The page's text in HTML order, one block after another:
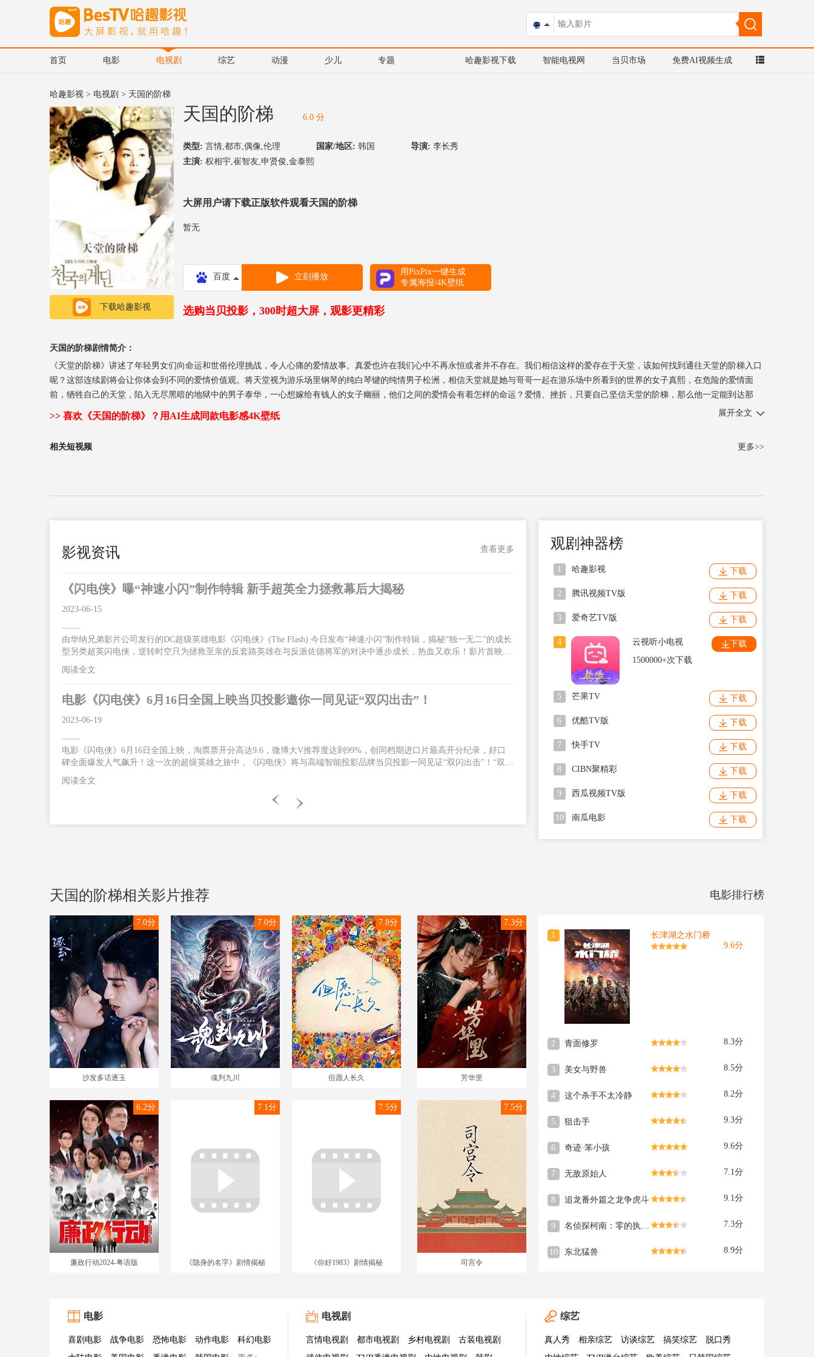
首页 电影 电视剧 综艺 动漫 少儿 专题 哈趣影视下载 智能电视网 当贝市场 免费AI视频生成
哈趣影视 > 电视剧 > 天国的阶梯
下载哈趣影视
天国的阶梯 6.0 分
类型: 言情,都市,偶像,伦理 国家/地区: 韩国 导演: 李长秀
主演: 权相宇,崔智友,申贤俊,金泰熙
大屏用户请下载正版软件观看天国的阶梯
暂无
百度 立刻播放
用PixPix一键生成
专属海报/4K壁纸
选购当贝投影，300时超大屏，观影更精彩
天国的阶梯剧情简介：
《天堂的阶梯》讲述了年轻男女们向命运和世俗伦理挑战，令人心痛的爱情故事。真爱也许在我们心中不再永恒或者并不存在。我们相信这样的爱存在于天堂，该如何找到通往天堂的阶梯入口
呢？这部连续剧将会让你体会到不同的爱情价值观。将天堂视为游乐场里钢琴的纯白琴键的纯情男子松洲，相信天堂就是她与哥哥一起在游乐场中所看到的世界的女子真熙，在危险的爱情面
前，牺牲自己的天堂，陷入无尽黑暗的地狱中的男子泰华，一心想嫁给有钱人的女子幽丽，他们之间的爱情会有着怎样的命运？爱情、挫折，只要自己坚信天堂的阶梯，那么他一定能到达那
里。松洲与真熙自出生起，两人的命运就已经紧紧联系在一起。松洲的母亲是一名画家，真熙的父亲是一名建筑师，他们就像年幼时的松洲与真熙一样，从小一起长大，有着深厚的友情。长大
之后，他们分别成了家。当松洲和真熙出生后，他们的父母似乎从他们两人身上看到了过去年轻时的影子。松洲的母亲与真熙的父亲在松洲出国留学期间，两家为他们订下了婚约。也许是由于
当他们中有一个人感冒，那另一个也会相应程度地感受到不适。从年少时起，松洲在钢琴演奏上便有着非凡的天赋。却由于他是财团唯一的继承人的身分使他不能投入其中，只好作为闲暇时的
唏嘘声令真熙感到不快。这一切发生在松洲出国留学的飞机起飞前一小时，在游乐场的两个人并不知道他们的未来是否能像在这一小时中感受到如临天堂一般的幸福。彼此都坚信着能够再度重
展开全文
>> 喜欢《天国的阶梯》？用AI生成同款电影感4K壁纸
更多>>
相关短视频
影视资讯 查看更多
《闪电侠》曝“神速小闪”制作特辑 新手超英全力拯救幕后大揭秘
2023-06-15
由华纳兄弟影片公司发行的DC超级英雄电影《闪电侠》(The Flash) 今日发布“神速小闪”制作特辑，揭秘“独一无二”的成长
型另类超英闪电侠，逆转时空只为拯救至亲的反套路英雄在与反派佐德将军的对决中逐步成长，热血又欢乐！影片首映口
碑大爆，“好看！好玩！好笑！好惊喜！无门槛爽感”，让影迷、观众嗨到上头！影片火热预售中，6月13、14日全国300场
超前点映震撼来袭。6月16日影片将以2D/CINITY/IMAX/DolbyCinema/CGS中国巨幕版本与北美同步正式上映！闪电侠为
质。片中
阅读全文
电影《闪电侠》6月16日全国上映当贝投影邀你一同见证“双闪出击”！
2023-06-19
电影《闪电侠》6月16日全国上映，淘票票开分高达9.6，微博大V推荐度达到99%，创同档期进口片最高开分纪录，好口
碑全面爆发人气飙升！这一次的超级英雄之旅中，《闪电侠》将与高端智能投影品牌当贝投影一同见证“双闪出击”！“双闪
合体”突破光速燃炸银幕 闪电侠逆时营救感动不断据悉，《闪电侠》由华纳兄弟影片公司出品，安迪·穆斯切蒂执导，埃兹
拉·米勒、迈克尔·基顿、萨莎·卡莱、本·阿弗莱克等主演。影片中，闪电侠为了拯救至亲穿越时空，却无意引发宇宙危
机，反派佐德将军卷土重来。为了让一切重归正轨，闪电侠决定联手蝙蝠侠超女一同合力出击。电影中闪电侠拥有了超能
阅读全文
观剧神器榜
1 哈趣影视 下载
2 腾讯视频TV版 下载
3 爱奇艺TV版 下载
4 云视听小电视
下载
1500000+次下载
5 芒果TV 下载
6 优酷TV版 下载
7 快手TV 下载
8 CIBN聚精彩 下载
9 西瓜视频TV版 下载
10 南瓜电影 下载
天国的阶梯相关影片推荐 电影排行榜
沙发多话逐玉
7.0分
魂判九川
7.0分
但愿人长久
7.8分
芳华里
7.3分
廉政行动2024-粤语版
6.2分
《隐身的名字》剧情揭秘
7.1分
《你好1983》剧情揭秘
7.5分
司宫令
7.5分
1
长津湖之水门桥
9.6分
2 青面修罗 8.3分
3 美女与野兽 8.5分
4 这个杀手不太冷静 8.2分
5 狙击手 9.3分
6 奇迹·笨小孩 9.6分
7 无敌原始人 7.1分
8 追龙番外篇之龙争虎斗 9.1分
9 7.3分
10 东北猛兽 8.9分
电影
喜剧电影 战争电影 恐怖电影 动作电影
科幻电影
电视剧
言情电视剧 都市电视剧 乡村电视剧
古装电视剧
综艺
真人秀 相亲综艺 访谈综艺 搞笑综艺
脱口秀